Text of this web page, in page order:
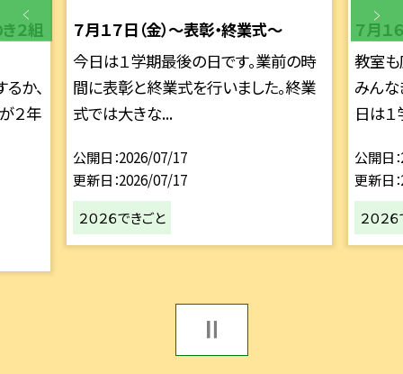
２組
か、
２年
７月１７日（金）～表彰・終業式～
今日は１学期最後の日です。業前の時
間に表彰と終業式を行いました。終業
式では大きな...
公開日 2026/07/17
更新日 2026/07/17
２０２６できごと
７月１
教室
みんな
日は
公開日
更新日
２０２